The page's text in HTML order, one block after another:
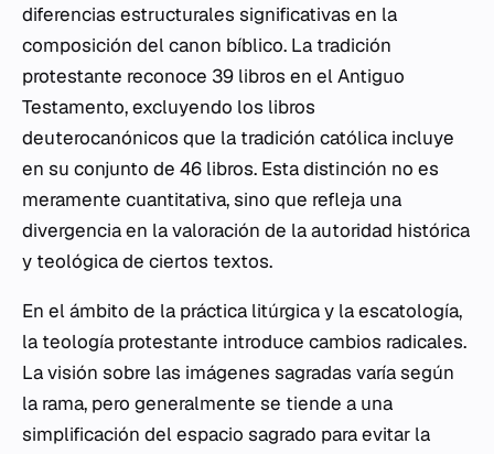
diferencias estructurales significativas en la
composición del canon bíblico. La tradición
protestante reconoce 39 libros en el Antiguo
Testamento, excluyendo los libros
deuterocanónicos que la tradición católica incluye
en su conjunto de 46 libros. Esta distinción no es
meramente cuantitativa, sino que refleja una
divergencia en la valoración de la autoridad histórica
y teológica de ciertos textos.
En el ámbito de la práctica litúrgica y la escatología,
la teología protestante introduce cambios radicales.
La visión sobre las imágenes sagradas varía según
la rama, pero generalmente se tiende a una
simplificación del espacio sagrado para evitar la